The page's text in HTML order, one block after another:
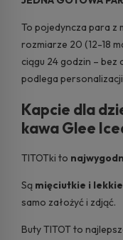
To pojedyncza para z
rozmiarze 20 (12-18
ciągu 24 godzin – bez
podlega
Kapcie dla
kawa Glee
TITOTki to
Są mięciutkie i lekkie
samo założyć i zdjąć.
Buty TITOT to